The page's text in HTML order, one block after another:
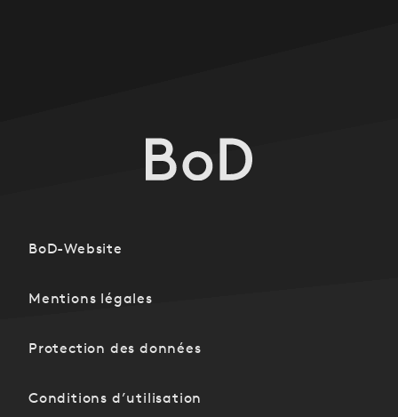
BoD-Website
Mentions légales
Protection des données
Conditions d’utilisation